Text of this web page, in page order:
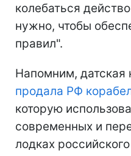
колебаться
нужно, чтобы
правил".
Напомним, датская
продала РФ
которую
современных и
лодках